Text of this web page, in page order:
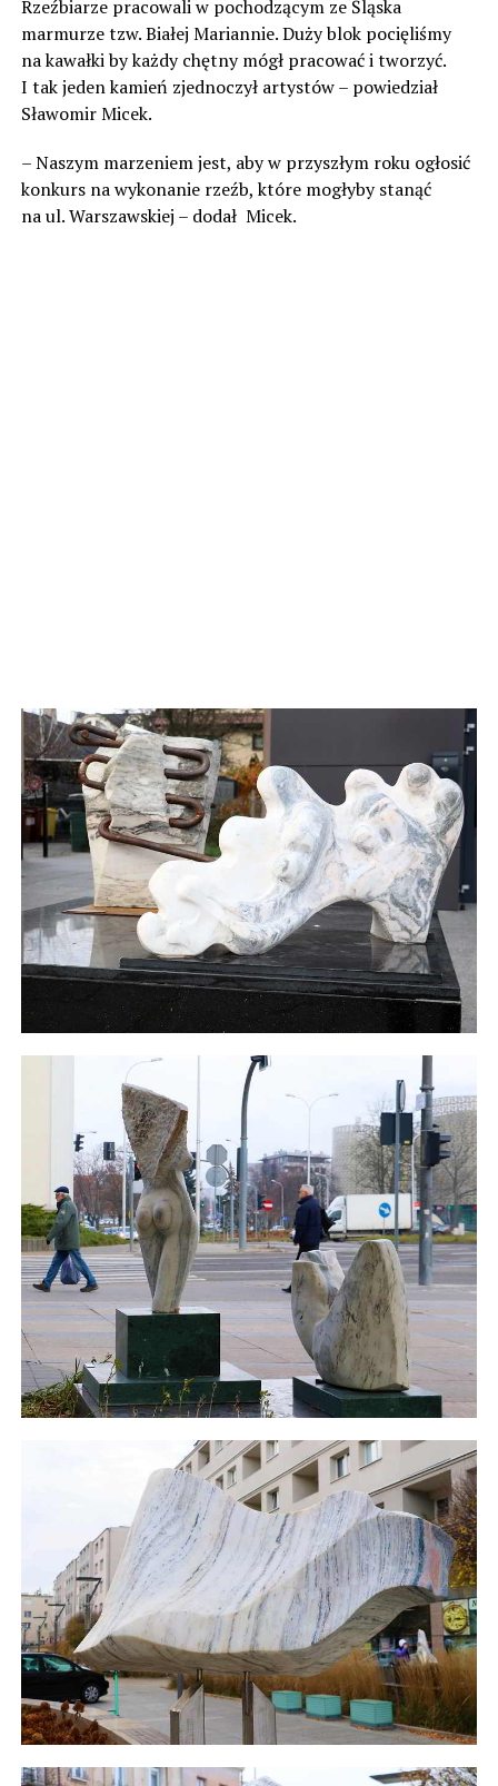
Rzeźbiarze pracowali w pochodzącym ze Śląska
marmurze tzw. Białej Mariannie. Duży blok pocięliśmy
na kawałki by każdy chętny mógł pracować i tworzyć.
I tak jeden kamień zjednoczył artystów – powiedział
Sławomir Micek.
– Naszym marzeniem jest, aby w przyszłym roku ogłosić
konkurs na wykonanie rzeźb, które mogłyby stanąć
na ul. Warszawskiej – dodał Micek.